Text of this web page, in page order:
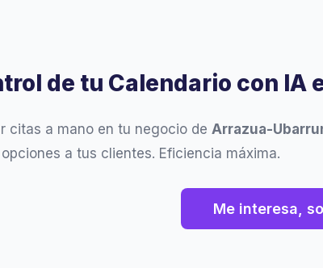
de tu Calendario con
citas a mano en tu negocio de Arrazua-
a tus clientes. Eficiencia máxima.
Me interesa,